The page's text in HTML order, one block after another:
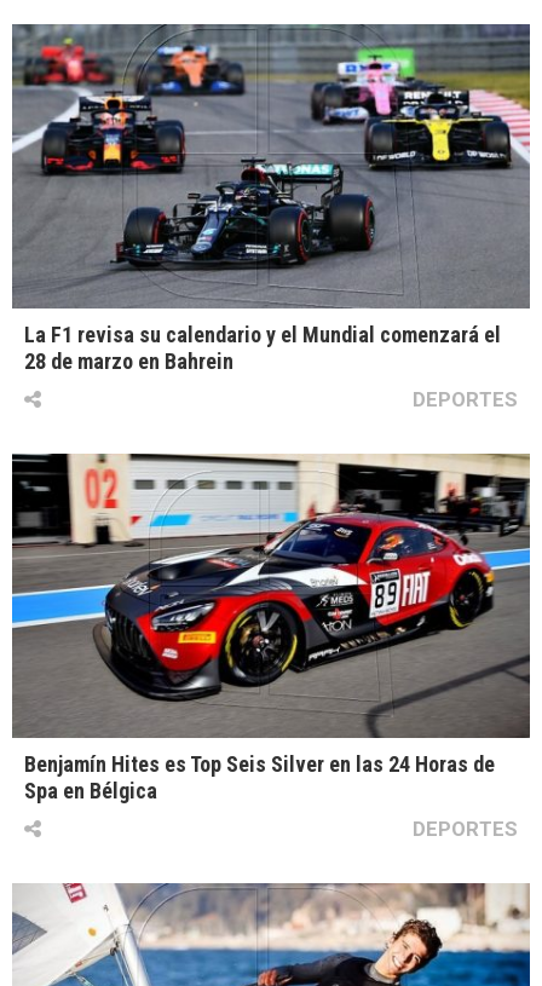
La F1 revisa su calendario y el Mundial comenzará el
28 de marzo en Bahrein
DEPORTES
Benjamín Hites es Top Seis Silver en las 24 Horas de
Spa en Bélgica
DEPORTES